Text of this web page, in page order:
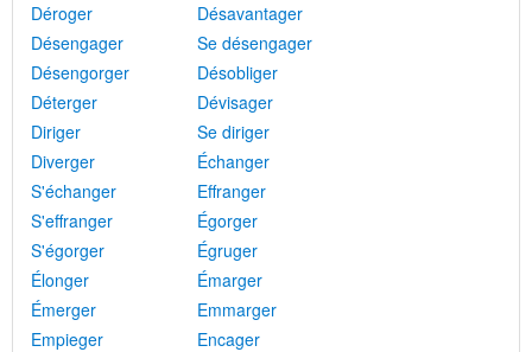
Déroger
Désavantager
Désengager
Se désengager
Désengorger
Désobliger
Déterger
Dévisager
Diriger
Se diriger
Diverger
Échanger
S'échanger
Effranger
S'effranger
Égorger
S'égorger
Égruger
Élonger
Émarger
Émerger
Emmarger
Empieger
Encager